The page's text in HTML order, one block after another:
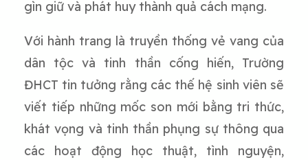
gìn giữ và phát huy thành quả cách mạng.
Với hành trang là truyền thống vẻ vang của
dân tộc và tinh thần cống hiến, Trường
ĐHCT tin tưởng rằng các thế hệ sinh viên sẽ
viết tiếp những mốc son mới bằng tri thức,
khát vọng và tinh thần phụng sự thông qua
các hoạt động học thuật, tình nguyện,